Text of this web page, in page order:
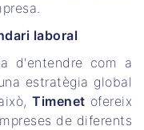
laboral
d'entendre com a
estratègia global
Timenet ofereix
de diferents